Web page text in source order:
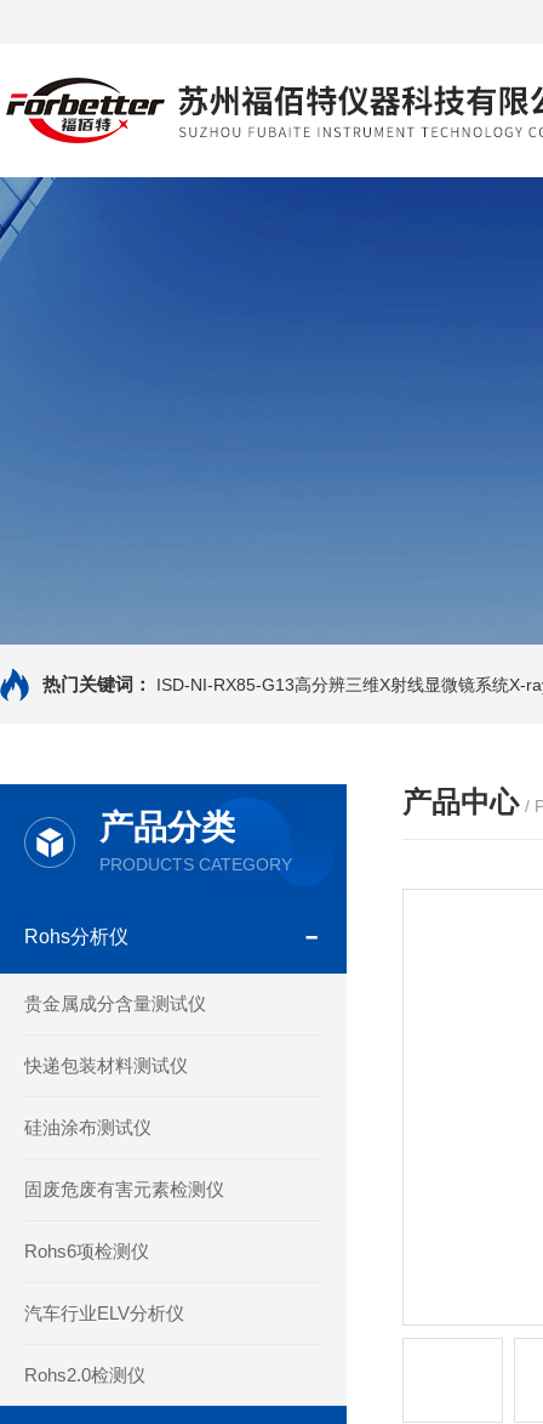
热门关键词： ISD-NI-RX85-G13高分辨三维X射线显微镜系统X-
产品分类
PRODUCTS CATEGORY
Rohs分析仪
贵金属成分含量测试仪
快递包装材料测试仪
硅油涂布测试仪
固废危废有害元素检测仪
Rohs6项检测仪
汽车行业ELV分析仪
Rohs2.0检测仪
产品中心 /